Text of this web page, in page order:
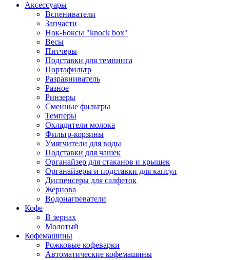
Аксессуары
Вспениватели
Запчасти
Нок-Боксы "knock box"
Весы
Питчеры
Подставки для темпинга
Портафильтр
Разравниватель
Разное
Ринзеры
Сменные фильтры
Темперы
Охладители молока
Фильтр-корзины
Умягчители для воды
Подставки для чашек
Органайзер для стаканов и крышек
Органайзеры и подставки для капсул
Диспенсеры для салфеток
Жернова
Водонагреватели
Кофе
В зернах
Молотый
Кофемашины
Рожковые кофеварки
Автоматические кофемашины